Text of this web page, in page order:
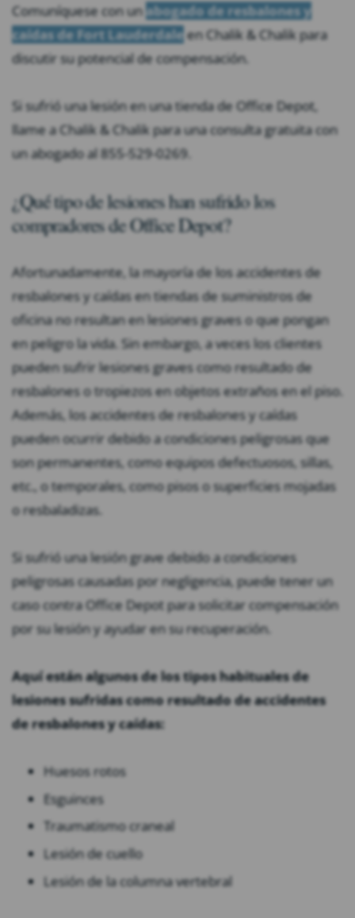
Comuníquese con unabogado de resbalones y
caídas de Fort Lauderdaleen Chalik & Chalik para
discutir su potencial de compensación.
Si sufrió una lesión en una tienda de Office Depot,
llame a Chalik & Chalik para una consulta gratuita con
un abogado al 855-529-0269.
¿Qué tipo de lesiones han sufrido los
compradores de Office Depot?
Afortunadamente, la mayoría de los accidentes de
resbalones y caídas en tiendas de suministros de
oficina no resultan en lesiones graves o que pongan
en peligro la vida. Sin embargo, a veces los clientes
pueden sufrir lesiones graves como resultado de
resbalones o tropiezos en objetos extraños en el piso.
Además, los accidentes de resbalones y caídas
pueden ocurrir debido a condiciones peligrosas que
son permanentes, como equipos defectuosos, sillas,
etc., o temporales, como pisos o superficies mojadas
o resbaladizas.
Si sufrió una lesión grave debido a condiciones
peligrosas causadas por negligencia, puede tener un
caso contra Office Depot para solicitar compensación
por su lesión y ayudar en su recuperación.
Aquí están algunos de los tipos habituales de
lesiones sufridas como resultado de accidentes
de resbalones y caídas:
Huesos rotos
Esguinces
Traumatismo craneal
Lesión de cuello
Lesión de la columna vertebral